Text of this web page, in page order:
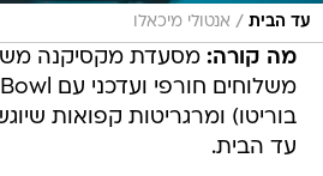
עד הבית / אנטולי מיכאלו
מה קורה: מסעדת מקסיקנה
בוריטו) ומרגריטות קפואות
עד הבית.